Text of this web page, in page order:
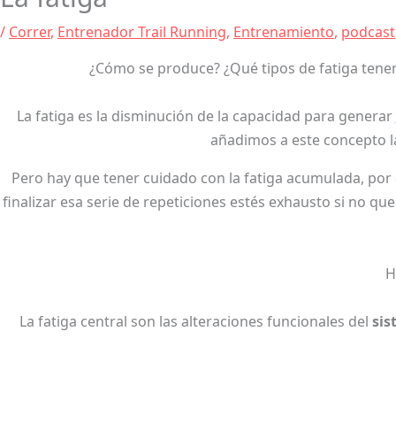
/ Correr, Entrenador Trail Running, Entrenamiento, podcast
¿Cómo se produce? ¿Qué tipos de fatiga
La fatiga es la disminución de la capacidad para generar
añadimos a este concepto
Pero hay que tener cuidado con la fatiga acumulada,
finalizar esa serie de repeticiones estés exhausto si no
La fatiga central son las alteraciones funcionales del